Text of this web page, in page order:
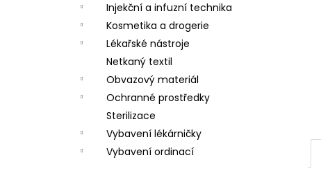
Injekční a infuzní technika
Kosmetika a drogerie
Lékařské nástroje
Netkaný textil
Obvazový materiál
Ochranné prostředky
Sterilizace
Vybavení lékárničky
Vybavení ordinací